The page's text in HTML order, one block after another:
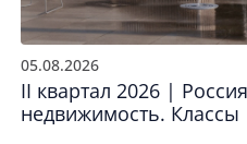
05.08.2026
II квартал 2026 |
недвижимость. Классы